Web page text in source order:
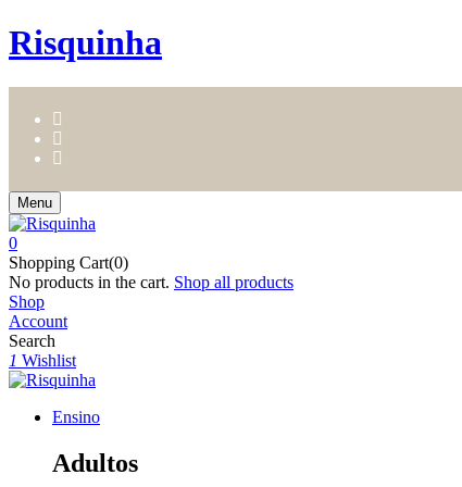
Risquinha
Menu
0
Shopping Cart(0)
No products in the cart. Shop all products
Shop
Account
Search
1 Wishlist
Ensino
Adultos